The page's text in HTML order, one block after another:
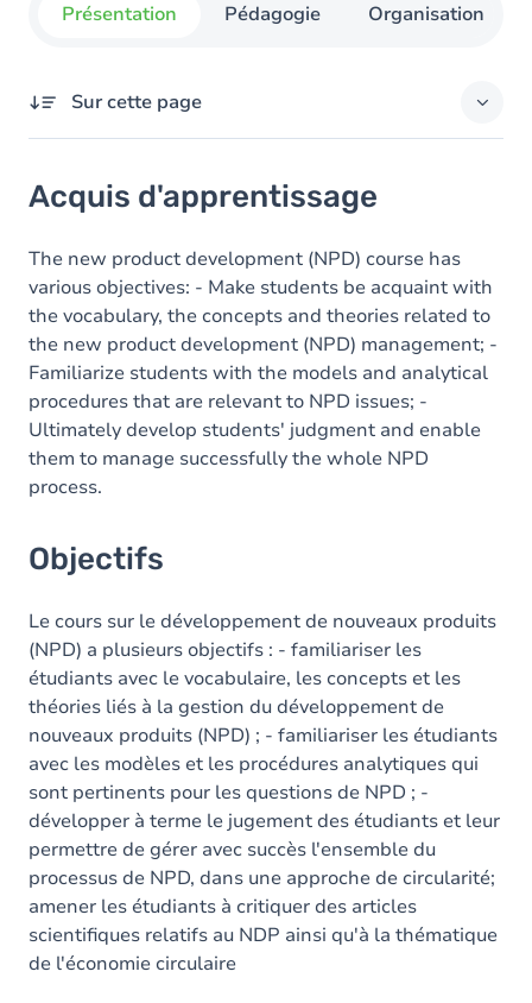
Présentation Pédagogie Organisation
Sur cette page
Objectifs
Contenu
Table des matières
Exercices
Acquis d'apprentissage
The new product development (NPD) course has
various objectives: - Make students be acquaint with
the vocabulary, the concepts and theories related to
the new product development (NPD) management; -
Familiarize students with the models and analytical
procedures that are relevant to NPD issues; -
Ultimately develop students' judgment and enable
them to manage successfully the whole NPD
process.
Objectifs
Le cours sur le développement de nouveaux produits
(NPD) a plusieurs objectifs : - familiariser les
étudiants avec le vocabulaire, les concepts et les
théories liés à la gestion du développement de
nouveaux produits (NPD) ; - familiariser les étudiants
avec les modèles et les procédures analytiques qui
sont pertinents pour les questions de NPD ; -
développer à terme le jugement des étudiants et leur
permettre de gérer avec succès l'ensemble du
processus de NPD, dans une approche de circularité;
amener les étudiants à critiquer des articles
scientifiques relatifs au NDP ainsi qu'à la thématique
de l'économie circulaire